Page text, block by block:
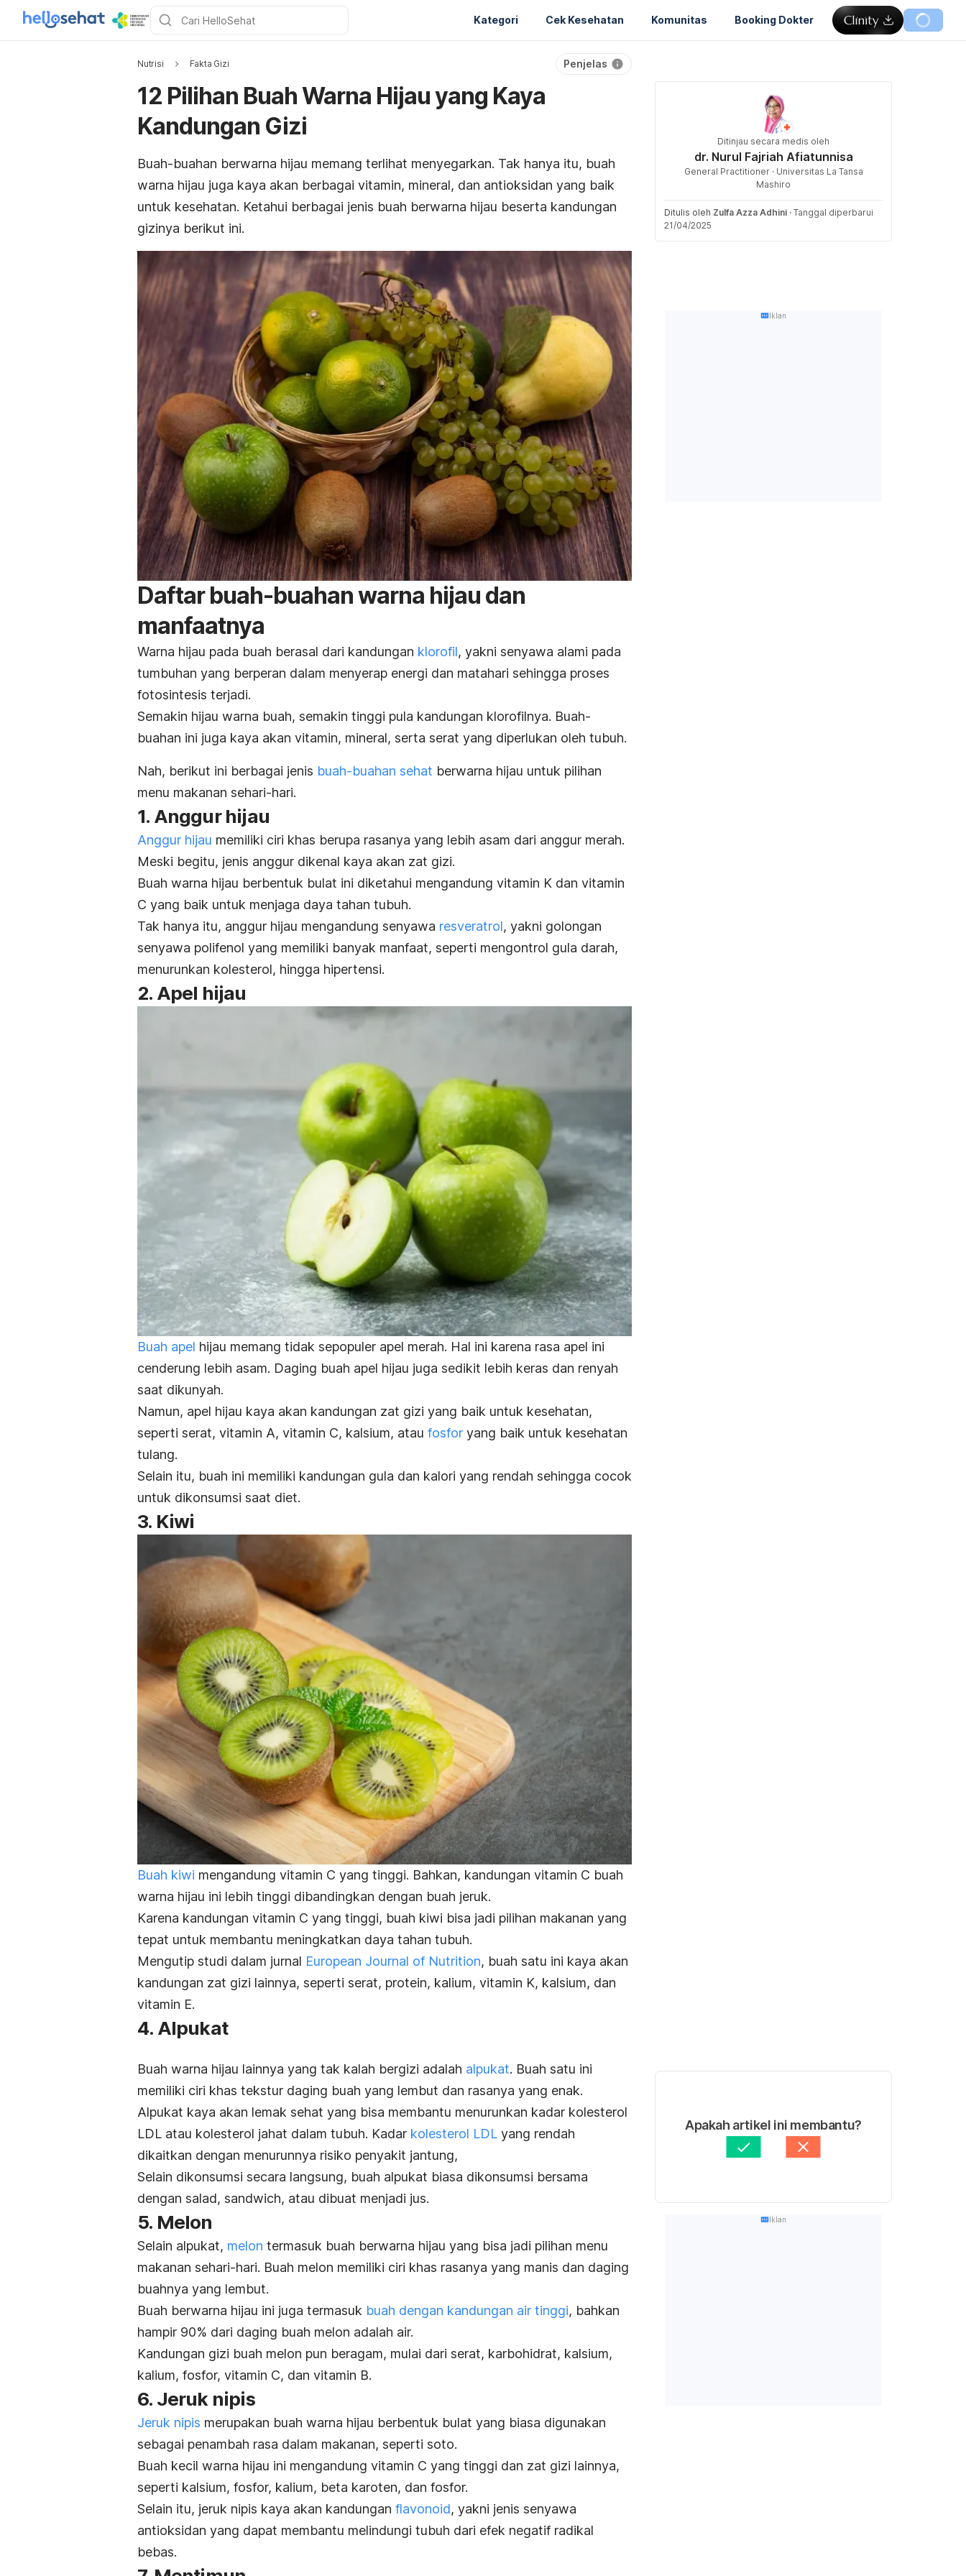
Kategori Cek Kesehatan Komunitas Booking Dokter
Nutrisi Fakta Gizi Penjelas
12 Pilihan Buah Warna Hijau yang Kaya
Kandungan Gizi
Buah-buahan berwarna hijau memang terlihat menyegarkan. Tak hanya itu, buah
warna hijau juga kaya akan berbagai vitamin, mineral, dan antioksidan yang baik
untuk kesehatan. Ketahui berbagai jenis buah berwarna hijau beserta kandungan
gizinya berikut ini.
Daftar buah-buahan warna hijau dan
manfaatnya
Warna hijau pada buah berasal dari kandungan klorofil, yakni senyawa alami pada
tumbuhan yang berperan dalam menyerap energi dan matahari sehingga proses
fotosintesis terjadi.
Semakin hijau warna buah, semakin tinggi pula kandungan klorofilnya. Buah-
buahan ini juga kaya akan vitamin, mineral, serta serat yang diperlukan oleh tubuh.
Nah, berikut ini berbagai jenis buah-buahan sehat berwarna hijau untuk pilihan
menu makanan sehari-hari.
1. Anggur hijau
Anggur hijau memiliki ciri khas berupa rasanya yang lebih asam dari anggur merah.
Meski begitu, jenis anggur dikenal kaya akan zat gizi.
Buah warna hijau berbentuk bulat ini diketahui mengandung vitamin K dan vitamin
C yang baik untuk menjaga daya tahan tubuh.
Tak hanya itu, anggur hijau mengandung senyawa resveratrol, yakni golongan
senyawa polifenol yang memiliki banyak manfaat, seperti mengontrol gula darah,
menurunkan kolesterol, hingga hipertensi.
2. Apel hijau
Buah apel hijau memang tidak sepopuler apel merah. Hal ini karena rasa apel ini
cenderung lebih asam. Daging buah apel hijau juga sedikit lebih keras dan renyah
saat dikunyah.
Namun, apel hijau kaya akan kandungan zat gizi yang baik untuk kesehatan,
seperti serat, vitamin A, vitamin C, kalsium, atau fosfor yang baik untuk kesehatan
tulang.
Selain itu, buah ini memiliki kandungan gula dan kalori yang rendah sehingga cocok
untuk dikonsumsi saat diet.
3. Kiwi
Buah kiwi mengandung vitamin C yang tinggi. Bahkan, kandungan vitamin C buah
warna hijau ini lebih tinggi dibandingkan dengan buah jeruk.
Karena kandungan vitamin C yang tinggi, buah kiwi bisa jadi pilihan makanan yang
tepat untuk membantu meningkatkan daya tahan tubuh.
Mengutip studi dalam jurnal European Journal of Nutrition, buah satu ini kaya akan
kandungan zat gizi lainnya, seperti serat, protein, kalium, vitamin K, kalsium, dan
vitamin E.
4. Alpukat
Buah warna hijau lainnya yang tak kalah bergizi adalah alpukat. Buah satu ini
memiliki ciri khas tekstur daging buah yang lembut dan rasanya yang enak.
Alpukat kaya akan lemak sehat yang bisa membantu menurunkan kadar kolesterol
LDL atau kolesterol jahat dalam tubuh. Kadar kolesterol LDL yang rendah
dikaitkan dengan menurunnya risiko penyakit jantung,
Selain dikonsumsi secara langsung, buah alpukat biasa dikonsumsi bersama
dengan salad, sandwich, atau dibuat menjadi jus.
5. Melon
Selain alpukat, melon termasuk buah berwarna hijau yang bisa jadi pilihan menu
makanan sehari-hari. Buah melon memiliki ciri khas rasanya yang manis dan daging
buahnya yang lembut.
Buah berwarna hijau ini juga termasuk buah dengan kandungan air tinggi, bahkan
hampir 90% dari daging buah melon adalah air.
Kandungan gizi buah melon pun beragam, mulai dari serat, karbohidrat, kalsium,
kalium, fosfor, vitamin C, dan vitamin B.
6. Jeruk nipis
Jeruk nipis merupakan buah warna hijau berbentuk bulat yang biasa digunakan
sebagai penambah rasa dalam makanan, seperti soto.
Buah kecil warna hijau ini mengandung vitamin C yang tinggi dan zat gizi lainnya,
seperti kalsium, fosfor, kalium, beta karoten, dan fosfor.
Selain itu, jeruk nipis kaya akan kandungan flavonoid, yakni jenis senyawa
antioksidan yang dapat membantu melindungi tubuh dari efek negatif radikal
bebas.
Ditinjau secara medis oleh
dr. Nurul Fajriah Afiatunnisa
General Practitioner · Universitas La Tansa
Mashiro
Ditulis oleh Zulfa Azza Adhini · Tanggal diperbarui
21/04/2025
Iklan
Apakah artikel ini membantu?
Iklan